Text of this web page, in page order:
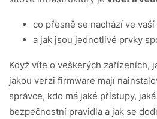
co přesně se nachází ve vaší
a jak jsou jednotlivé prvky
Když víte o veškerých zařízeních,
jakou verzi firmware mají
správce, kdo má jaké přístupy,
bezpečnostní pravidla a jak se